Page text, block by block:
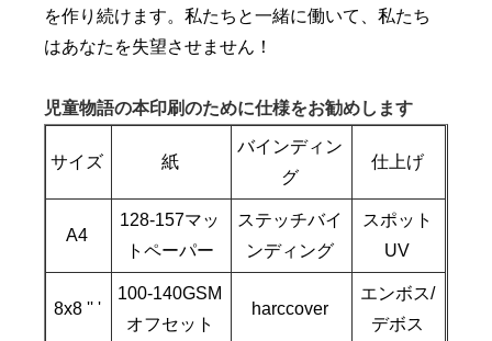
を作り続けます。私たちと一緒に働いて、私たち
はあなたを失望させません！
児童物語の本印刷のために仕様をお勧めします
サイズ 紙
バインディン
グ
仕上げ
A4
128-157マッ
トペーパー
ステッチバイ
ンディング
スポット
UV
8x8 '' '
100-140GSM
オフセット
harccover
エンボス/
デボス